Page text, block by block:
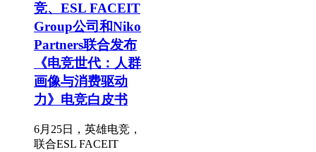
竞、ESL FACEIT
Group公司和Niko
Partners联合发布
《电竞世代：人群
画像与消费驱动
力》电竞白皮书
6月25日，英雄电竞，
联合ESL FACEIT